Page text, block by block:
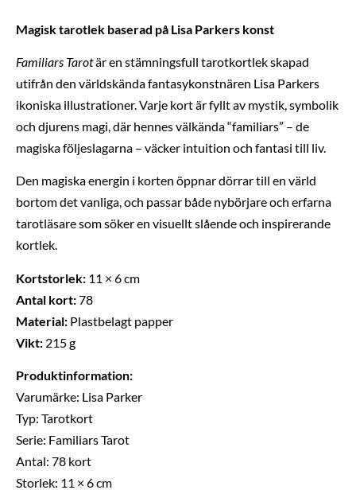
Magisk tarotlek baserad på Lisa Parkers konst
Familiars Tarotär en stämningsfull tarotkortlek skapad
utifrån den världskända fantasykonstnären Lisa Parkers
ikoniska illustrationer. Varje kort är fyllt av mystik, symbolik
och djurens magi, där hennes välkända “familiars” – de
magiska följeslagarna – väcker intuition och fantasi till liv.
Den magiska energin i korten öppnar dörrar till en värld
bortom det vanliga, och passar både nybörjare och erfarna
tarotläsare som söker en visuellt slående och inspirerande
kortlek.
Kortstorlek: 11 × 6 cm
Antal kort:78
Material: Plastbelagt papper
Vikt: 215 g
Produktinformation:
Varumärke: Lisa Parker
Typ: Tarotkort
Serie: Familiars Tarot
Antal: 78 kort
Storlek: 11 × 6 cm